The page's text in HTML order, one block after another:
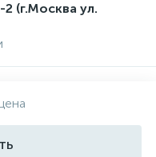
(г.Москва ул.